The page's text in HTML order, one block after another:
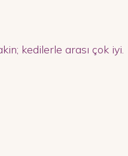
kedilerle arası çok iyi.